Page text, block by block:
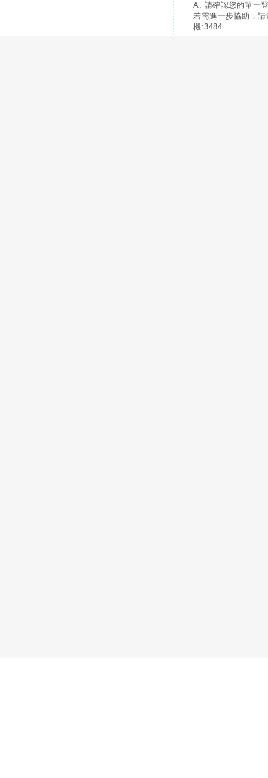
A: 請確認您的單一
若需進一步協助，
機:3484